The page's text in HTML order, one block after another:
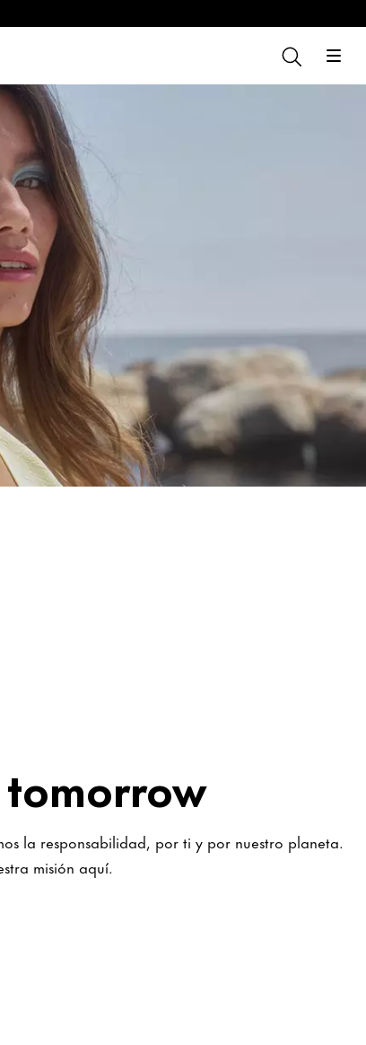
la responsabilidad, por ti y por nuestro planeta.
misión aquí.